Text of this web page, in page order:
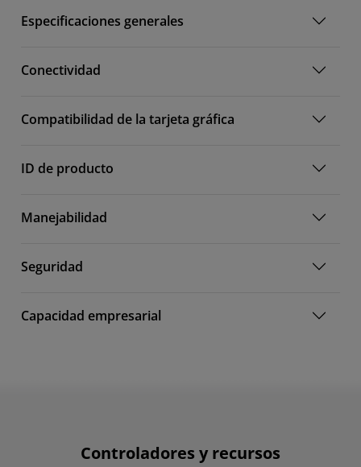
Especificaciones generales
Conectividad
Compatibilidad de la tarjeta gráfica
ID de producto
Manejabilidad
Seguridad
Capacidad empresarial
Controladores y recursos